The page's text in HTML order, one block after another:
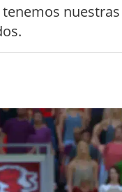
tenemos nuestras